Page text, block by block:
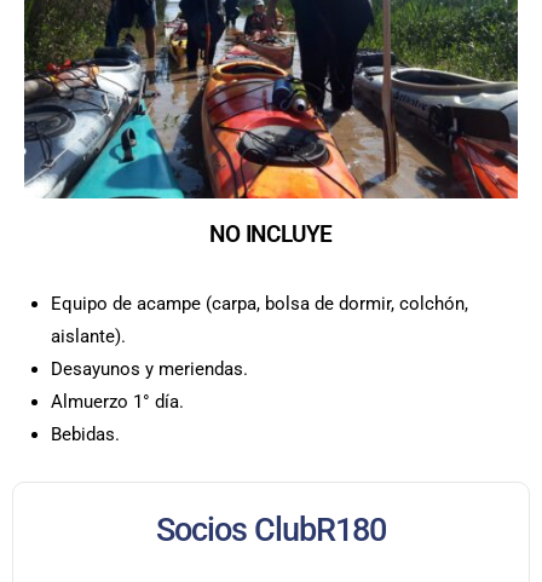
NO INCLUYE
Equipo de acampe (carpa, bolsa de dormir, colchón,
aislante).
Desayunos y meriendas.
Almuerzo 1° día.
Bebidas.
Socios ClubR180